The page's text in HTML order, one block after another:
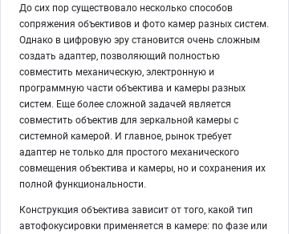
До сих пор существовало несколько способов
сопряжения объективов и фото камер разных систем.
Однако в цифровую эру становится очень сложным
создать адаптер, позволяющий полностью
совместить механическую, электронную и
программную части объектива и камеры разных
систем. Еще более сложной задачей является
совместить объектив для зеркальной камеры с
системной камерой. И главное, рынок требует
адаптер не только для простого механического
совмещения объектива и камеры, но и сохранения их
полной функциональности.
Конструкция объектива зависит от того, какой тип
автофокусировки применяется в камере: по фазе или